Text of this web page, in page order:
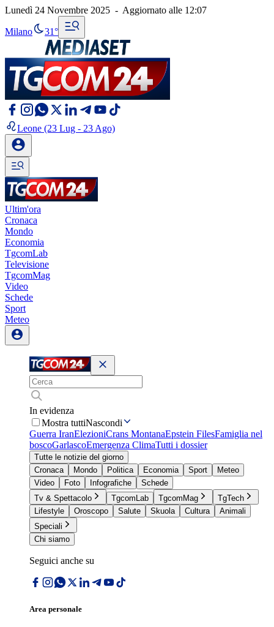
Lunedì 24 Novembre 2025 - Aggiornato alle 12:07
Milano 31°
Leone (23 Lug - 23 Ago)
Ultim'ora
Cronaca
Mondo
Economia
TgcomLab
Televisione
TgcomMag
Video
Schede
Sport
Meteo
In evidenza
Mostra tuttiNascondi
Guerra IranElezioniCrans MontanaEpstein FilesFamiglia nel
boscoGarlascoEmergenza ClimaTutti i dossier
Tutte le notizie del giorno
Cronaca
Mondo Politica Economia Sport
Meteo
Video
Foto Infografiche
Schede
Tv & Spettacolo
TgcomLab TgcomMag
TgTech
Lifestyle
Oroscopo Salute Skuola Cultura
Animali
Speciali
Chi siamo
Seguici anche su
Area personale